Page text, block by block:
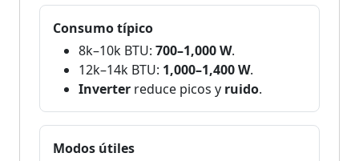
Consumo típico
8k–10k BTU: 700–1,000 W.
12k–14k BTU: 1,000–1,400 W.
Inverter reduce picos y ruido.
Modos útiles